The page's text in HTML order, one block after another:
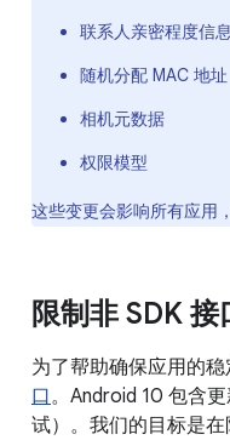
联系人亲密程度信息
随机分配 MAC 地址
相机元数据
权限模型
这些变更会影响所有应用
限制非 SDK 接
为了帮助确保应用的
口。Android 10 包含
试）。我们的目标是在